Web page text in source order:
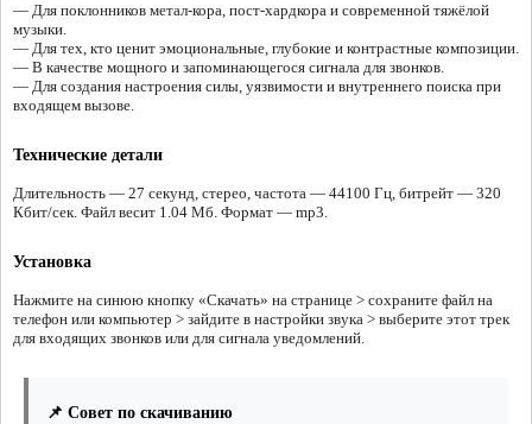
— Для поклонников метал-кора, пост-хардкора и современной тяжёлой
музыки.
— Для тех, кто ценит эмоциональные, глубокие и контрастные композиции.
— В качестве мощного и запоминающегося сигнала для звонков.
— Для создания настроения силы, уязвимости и внутреннего поиска при
входящем вызове.
Технические детали
Длительность — 27 секунд, стерео, частота — 44100 Гц, битрейт — 320
Кбит/сек. Файл весит 1.04 Мб. Формат — mp3.
Установка
Нажмите на синюю кнопку «Скачать» на странице > сохраните файл на
телефон или компьютер > зайдите в настройки звука > выберите этот трек
для входящих звонков или для сигнала уведомлений.
📌 Совет по скачиванию